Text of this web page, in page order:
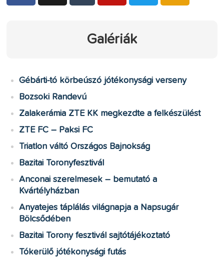
Galériák
Gébárti-tó körbeúszó jótékonysági verseny
Bozsoki Randevú
Zalakerámia ZTE KK megkezdte a felkészülést
ZTE FC – Paksi FC
Triatlon váltó Országos Bajnokság
Bazitai Toronyfesztivál
Anconai szerelmesek – bemutató a
Kvártélyházban
Anyatejes táplálás világnapja a Napsugár
Bölcsődében
Bazitai Torony fesztivál sajtótájékoztató
Tókerülő jótékonysági futás